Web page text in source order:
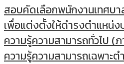
สอบคัดเลือกพนักงานเทศบา
เพื่อแต่งตั้งให้ดำรงตำแหน่ง
ความรู้ความสามารถทั่วไป (
ความรู้ความสามารถเฉพาะ